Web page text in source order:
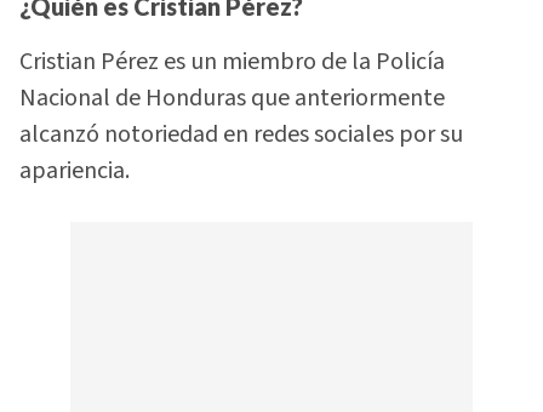
Cristian Pérez es un miembro de la Policía
Nacional de Honduras que anteriormente
alcanzó notoriedad en redes sociales por su
apariencia.